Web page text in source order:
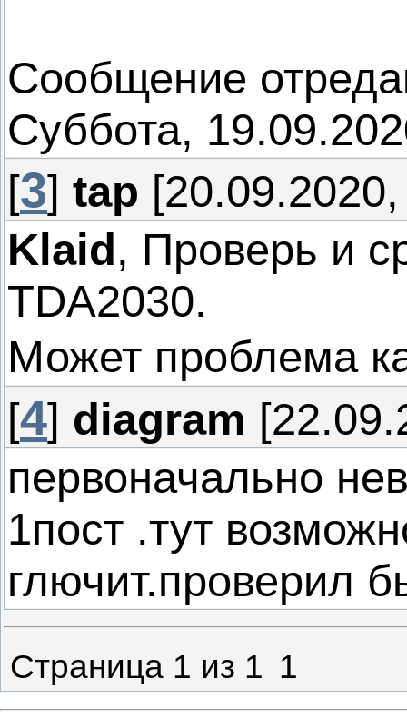
Сообщение
Суббота,
[3] tap
Klaid, Проверь и
TDA2030.
Может проблема
[4] diagram
первоначально
1пост .тут
глючит.проверил
Страница 1 из 1 1